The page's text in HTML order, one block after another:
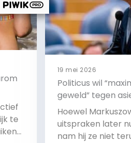
te
19 mei 2026
Politicus wil
geweld” tegen
Hoewel
uitspraken later
nam hij ze niet